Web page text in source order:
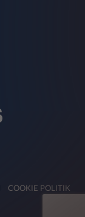
COOKIE POLITIK